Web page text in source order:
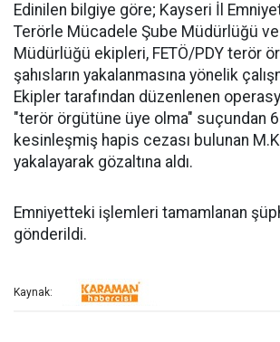
Edinilen bilgiye göre; Kayseri İl
Terörle Mücadele Şube Müdürlüğü
Müdürlüğü ekipleri, FETÖ/PDY terör
şahısların yakalanmasına yönelik
Ekipler tarafından düzenlenen
"terör örgütüne üye olma" suçundan 6
kesinleşmiş hapis cezası bulunan
yakalayarak gözaltına aldı.
Emniyetteki işlemleri tamamlanan
gönderildi.
Kaynak: